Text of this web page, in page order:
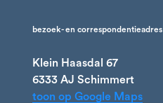
bezoek- en correspondentieadres
Klein Haasdal 67
6333 AJ Schimmert
toon op Google Maps